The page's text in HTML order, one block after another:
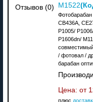
Отзывов (0)
M1522
Фотобарабан
CB436A,
P1005/
P1606dn/
/ фотовал /
барабан
Цена: от
плюс